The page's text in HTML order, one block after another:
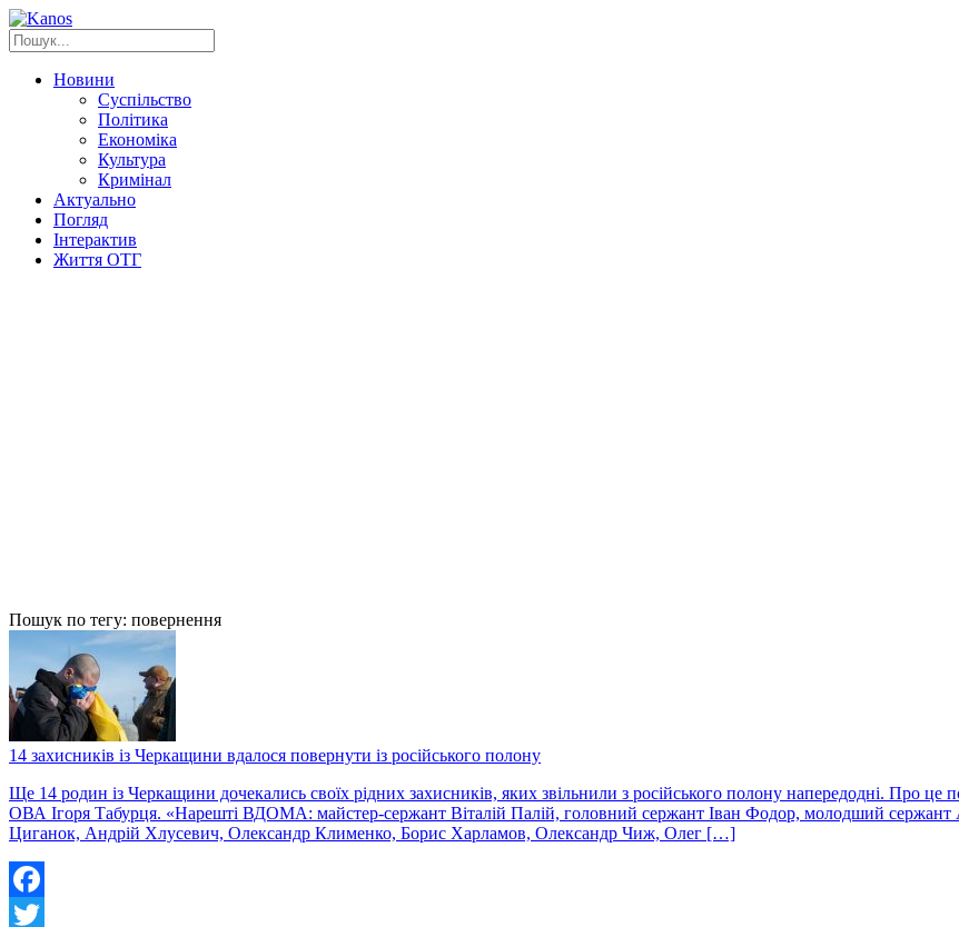
Новини
Суспільство
Політика
Економіка
Культура
Кримінал
Актуально
Погляд
Інтерактив
Життя ОТГ
Пошук по тегу: повернення
14 захисників із Черкащини вдалося повернути із російського полону
Ще 14 родин із Черкащини дочекались своїх рідних захисників, яких звільнили з російського полону напередодні. Про це
ОВА Ігоря Табурця. «Нарешті ВДОМА: майстер-сержант Віталій Палій, головний сержант Іван Фодор, молодший сержант
Циганок, Андрій Хлусевич, Олександр Клименко, Борис Харламов, Олександр Чиж, Олег […]
Facebook